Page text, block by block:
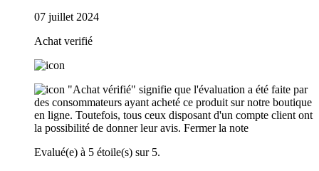
07 juillet 2024
Achat verifié
"Achat vérifié" signifie que l'évaluation a été faite par
des consommateurs ayant acheté ce produit sur notre boutique
en ligne. Toutefois, tous ceux disposant d'un compte client ont
la possibilité de donner leur avis. Fermer la note
Evalué(e) à 5 étoile(s) sur 5.